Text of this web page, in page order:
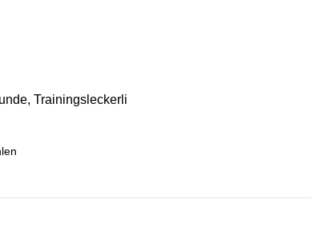
, Trainingsleckerli